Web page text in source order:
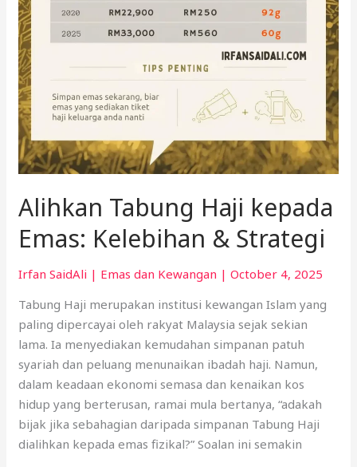
Alihkan Tabung Haji kepada
Emas: Kelebihan & Strategi
Irfan SaidAli | Emas dan Kewangan |October 4, 2025
Tabung Haji merupakan institusi kewangan Islam yang
paling dipercayai oleh rakyat Malaysia sejak sekian
lama. Ia menyediakan kemudahan simpanan patuh
syariah dan peluang menunaikan ibadah haji. Namun,
dalam keadaan ekonomi semasa dan kenaikan kos
hidup yang berterusan, ramai mula bertanya, “adakah
bijak jika sebahagian daripada simpanan Tabung Haji
dialihkan kepada emas fizikal?” Soalan ini semakin